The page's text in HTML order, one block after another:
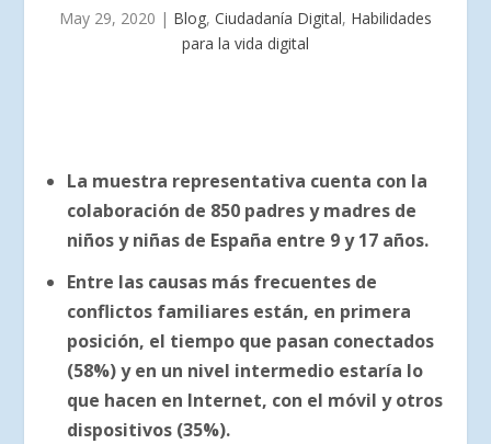
May 29, 2020 | Blog, Ciudadanía Digital, Habilidades
para la vida digital
La muestra representativa cuenta con la
colaboración de 850 padres y madres de
niños y niñas de España entre 9 y 17 años.
Entre las causas más frecuentes de
conflictos familiares están, en primera
posición, el tiempo que pasan conectados
(58%) y en un nivel intermedio estaría lo
que hacen en Internet, con el móvil y otros
dispositivos (35%).